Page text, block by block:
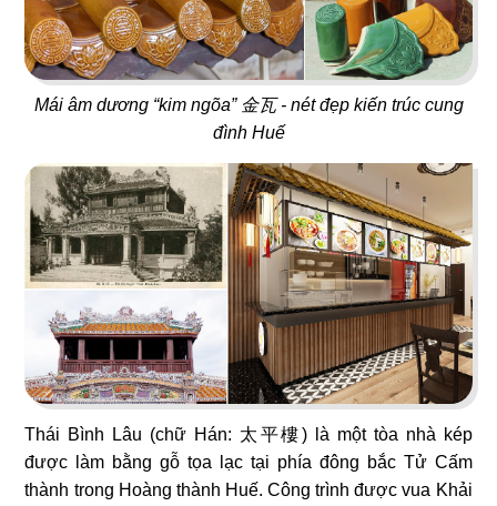
Mái âm dương “kim ngõa” 金瓦 - nét đẹp kiến trúc cung
đình Huế
Thái Bình Lâu (chữ Hán: 太平樓) là một tòa nhà kép
được làm bằng gỗ tọa lạc tại phía đông bắc Tử Cấm
thành trong Hoàng thành Huế. Công trình được vua Khải
23
Nhà hàng Âu
24
HOÀNG NGỌC
Beach Bar
25
OPA GREEK
Nhà hàng Âu
26
BEIRUT
Nhà hàng Âu